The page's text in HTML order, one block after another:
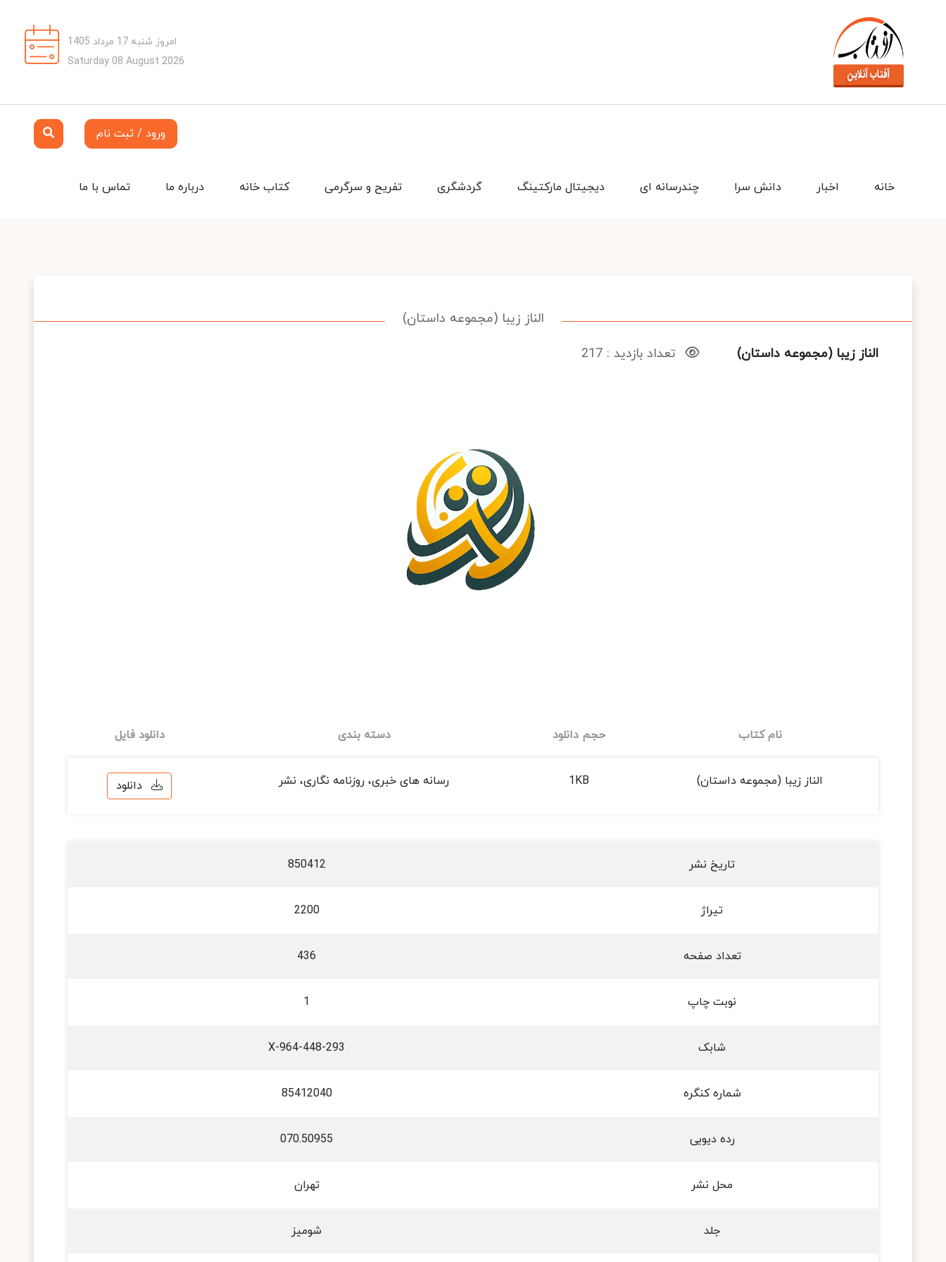
امروز شنبه 17 مرداد 1405
Saturday 08 August 2026
ورود / ثبت نام
تماس با ما درباره ما کتاب خانه تفریح و سرگرمی گردشگری دیجیتال مارکتینگ چندرسانه ای دانش سرا اخبار خانه
الناز زیبا (مجموعه داستان)
الناز زیبا (مجموعه داستان)
تعداد بازدید : 217
نام کتاب حجم دانلود دسته بندی دانلود فایل
الناز زیبا (مجموعه داستان) 1KB رسانه های خبری، روزنامه نگاری، نشر دانلود
تاریخ نشر 850412
تیراژ 2200
تعداد صفحه 436
نوبت چاپ 1
شابک 964-448-293-X
شماره کنگره 85412040
رده دیویی 070.50955
محل نشر تهران
جلد شومیز